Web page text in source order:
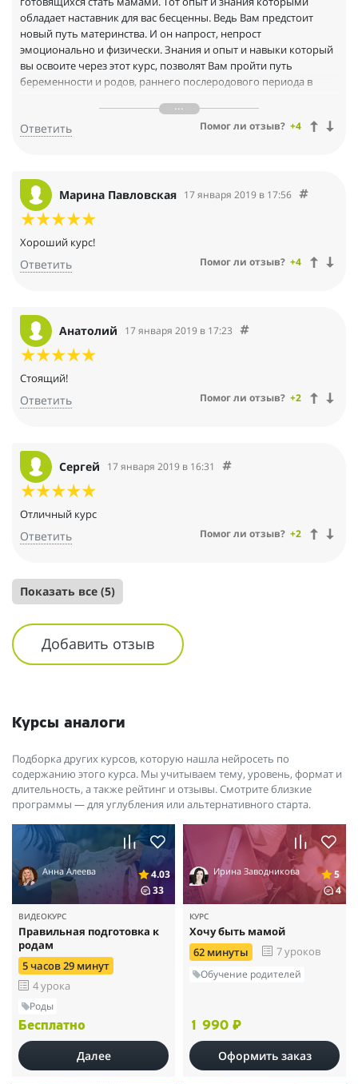
обладает наставник для вас бесценны. Ведь Вам предстоит
новый путь материнства. И он напрост, непрост
эмоционально и физически. Знания и опыт и навыки который
вы освоите через этот курс, позволят Вам пройти путь
беременности и родов, раннего послеродового периода в
ощущать легкость этого пути, быть физически полноценной
для самой себя, семьи и общества. Пробуйте, живите
Ответить Помог ли отзыв? +4
Марина Павловская 17 января 2019 в 17:56
Хороший курс!
Ответить Помог ли отзыв? +4
Анатолий 17 января 2019 в 17:23
Стоящий!
Ответить Помог ли отзыв? +2
Сергей 17 января 2019 в 16:31
Отличный курс
Ответить Помог ли отзыв? +2
Показать все (5)
Добавить отзыв
Курсы аналоги
Подборка других курсов, которую нашла нейросеть по
содержанию этого курса. Мы учитываем тему, уровень, формат и
длительность, а также рейтинг и отзывы. Смотрите близкие
программы — для углубления или альтернативного старта.
Анна Алеева
4.03
33
ВИДЕОКУРС
Правильная подготовка к
родам
5 часов 29 минут
4 урока
Роды
Бесплатно
Далее
Ирина Заводникова
5
4
КУРС
Хочу быть мамой
62 минуты
7 уроков
Обучение родителей
1 990 ₽
Оформить заказ